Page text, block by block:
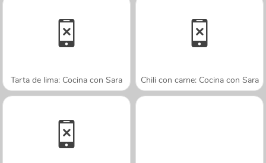
Tarta de lima: Cocina con Sara Chili con carne: Cocina con Sara